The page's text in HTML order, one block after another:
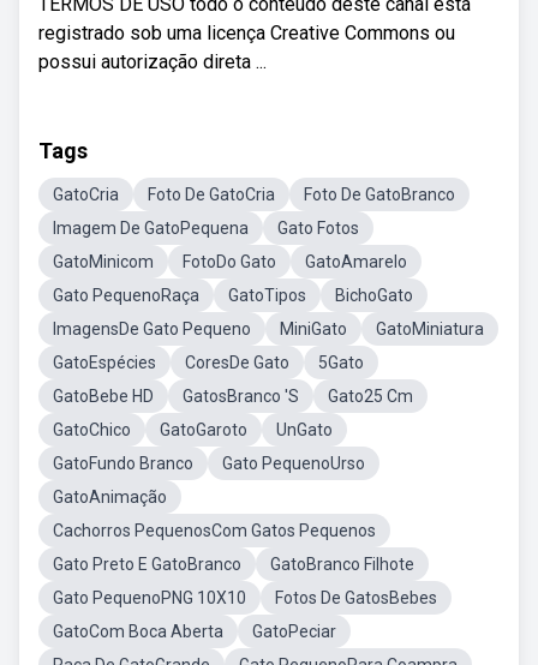
registrado sob uma licença Creative Commons ou
possui autorização direta ...
Tags
GatoCria Foto De GatoCria
Foto De GatoBranco
Imagem De GatoPequena
Gato Fotos
GatoMinicom
FotoDo Gato
GatoAmarelo
Gato PequenoRaça
GatoTipos
BichoGato
ImagensDe Gato Pequeno
MiniGato
GatoMiniatura
GatoEspécies
CoresDe Gato
5Gato
GatoBebe HD
GatosBranco 'S
Gato25 Cm
GatoChico
GatoGaroto
UnGato
GatoFundo Branco
Gato PequenoUrso
GatoAnimação
Cachorros PequenosCom Gatos Pequenos
Gato Preto E GatoBranco
GatoBranco Filhote
Gato PequenoPNG 10X10
Fotos De GatosBebes
GatoCom Boca Aberta
GatoPeciar